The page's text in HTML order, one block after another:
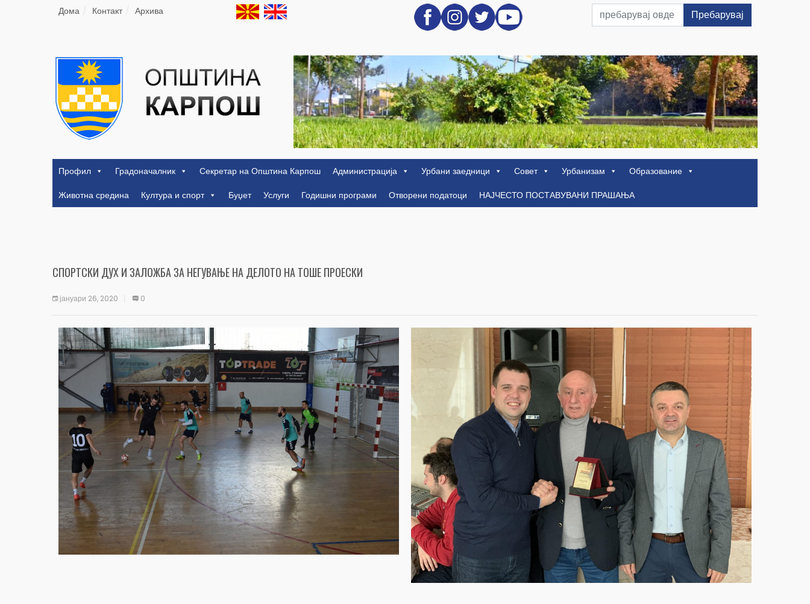
Дома Контакт Архива Пребарувај
Профил Градоначалник Секретар на Општина Карпош Администрација Урбани заедници Совет Урбанизам
Образование
Животна средина
Култура и спорт Буџет Услуги Годишни програми Отворени податоци НАЈЧЕСТО ПОСТАВУВАНИ ПРАШАЊА
СПОРТСКИ ДУХ И ЗАЛОЖБА ЗА НЕГУВАЊЕ НА ДЕЛОТО НА ТОШЕ ПРОЕСКИ
јануари 26, 2020 0